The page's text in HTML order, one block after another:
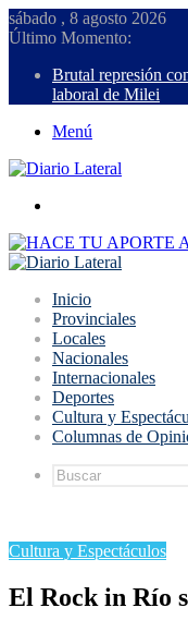
sábado , 8 agosto 2026
Último Momento:
Brutal represión
laboral de Milei
Menú
Inicio
Provinciales
Locales
Nacionales
Internacionales
Deportes
Cultura y
Columnas de
Cultura y Espectáculos
El Rock in Río